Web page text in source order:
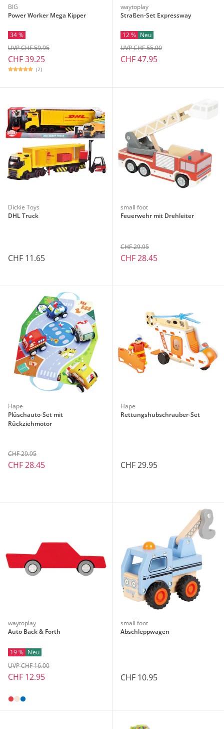
BIG
Power Worker Mega Kipper
34 %
CHF 39.25
UVP CHF 59.95
(2)
waytoplay
Straßen-Set Expressway
12 % Neu
CHF 47.95
UVP CHF 55.00
Dickie Toys
DHL Truck
CHF 11.65
small foot
Feuerwehr mit Drehleiter
CHF 29.95
CHF 28.45
Hape
Plüschauto-Set mit
Rückziehmotor
CHF 29.95
CHF 28.45
Hape
Rettungshubschrauber-Set
CHF 29.95
waytoplay
Auto Back & Forth
19 % Neu
CHF 12.95
UVP CHF 16.00
small foot
Abschleppwagen
CHF 10.95